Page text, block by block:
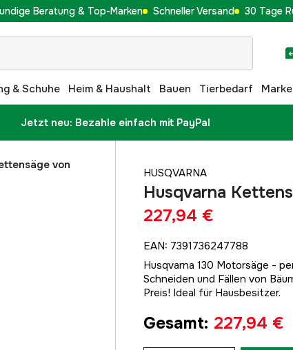
Beratung & Top-Marken Schneller Versand 30 Tage
& Schuhe Heim & Haushalt Bauen Tierbedarf
Jetzt neu: Bezahle einfach mit PayPal
von
HUSQVARNA
Husqvarna
227,94 €
EAN: 7391736247788
Husqvarna 130 Motorsäge -
Schneiden und Fällen von
Preis! Ideal für Hausbesitzer.
Gesamt: 227,94 €